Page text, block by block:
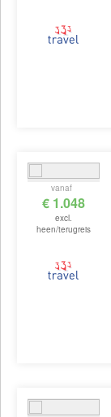
vanaf
€ 1.048
excl.
heen/terugreis